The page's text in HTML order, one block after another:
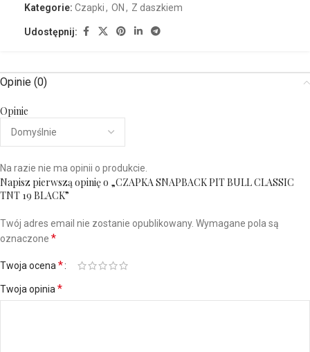
Kategorie: Czapki, ON , Z daszkiem
Udostępnij:
Opinie (0)
Opinie
Na razie nie ma opinii o produkcie.
Napisz pierwszą opinię o „CZAPKA SNAPBACK PIT BULL CLASSIC
TNT 19 BLACK”
Twój adres email nie zostanie opublikowany. Wymagane pola są
oznaczone *
Twoja ocena*
Twoja opinia*